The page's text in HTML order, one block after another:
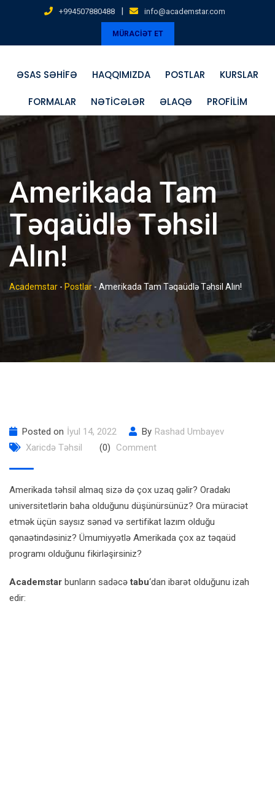
+994507880488 | info@academstar.com
MÜRACİƏT ET
ƏSAS SƏHIFƏ HAQQIMIZDA POSTLAR KURSLAR
FORMALAR NƏTICƏLƏR ƏLAQƏ PROFILIM
Amerikada Tam
Təqaüdlə Təhsil
Alın!
Academstar - Postlar - Amerikada Tam Təqaüdlə Təhsil Alın!
Posted on İyul 14, 2022 By Rashad Umbayev
Xaricdə Təhsil
(0) Comment
Amerikada təhsil almaq sizə də çox uzaq gəlir? Oradakı
universitetlərin baha olduğunu düşünürsünüz? Ora müraciət
etmək üçün saysız sənəd və sertifikat lazım olduğu
qənaətindəsiniz? Ümumiyyətlə Amerikada çox az təqaüd
programı olduğunu fikirləşirsiniz?
Academstar bunların sadəcətabu‘dan ibarət olduğunu izah
edir: